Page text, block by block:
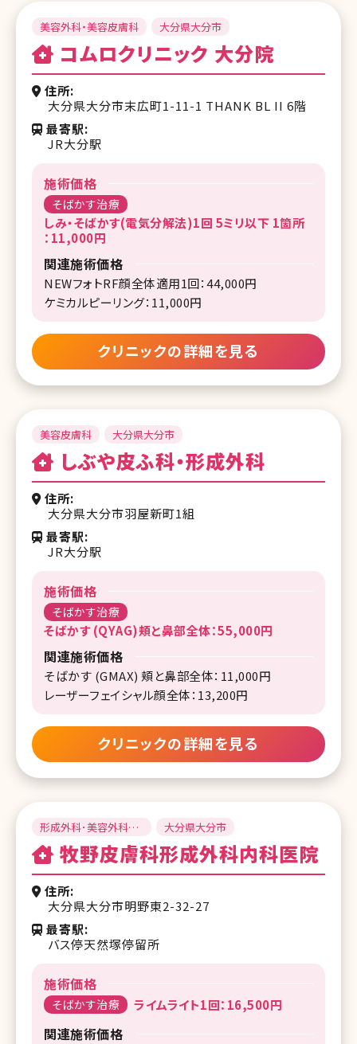
美容外科・美容皮膚科 大分県大分市
コムロクリニック 大分院
住所
大分県大分市末広町1-11-1 THANK BL II 6階
最寄駅
JR大分駅
施術価格
そばかす治療
しみ・そばかす(電気分解法)1回 5ミリ以下 1箇所
：11,000円
関連施術価格
NEWフォトRF顔全体適用1回：44,000円
ケミカルピーリング：11,000円
クリニックの詳細を見る
美容皮膚科 大分県大分市
しぶや皮ふ科・形成外科
住所
大分県大分市羽屋新町1組
最寄駅
JR大分駅
施術価格
そばかす治療
そばかす (QYAG)頬と鼻部全体：55,000円
関連施術価格
そばかす (GMAX) 頬と鼻部全体：11,000円
レーザーフェイシャル顔全体：13,200円
クリニックの詳細を見る
形成外科･美容外科･
皮膚科･美容皮膚科
大分県大分市
牧野皮膚科形成外科内科医院
住所
大分県大分市明野東2-32-27
最寄駅
バス停天然塚停留所
施術価格
そばかす治療 ライムライト1回：16,500円
関連施術価格